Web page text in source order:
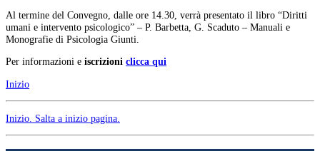
Al termine del Convegno, dalle ore 14.30, verrà presentato il libro “Diritti
umani e intervento psicologico” – P. Barbetta, G. Scaduto – Manuali e
Monografie di Psicologia Giunti.
Per informazioni e iscrizioni clicca qui
Inizio
Inizio . Salta a inizio pagina.